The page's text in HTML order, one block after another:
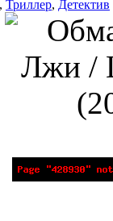
, Триллер, Детектив